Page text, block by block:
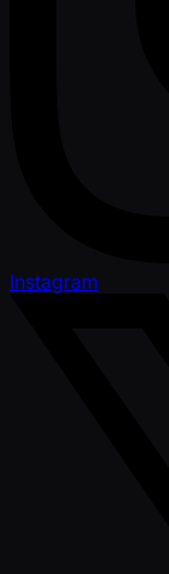
Instagram